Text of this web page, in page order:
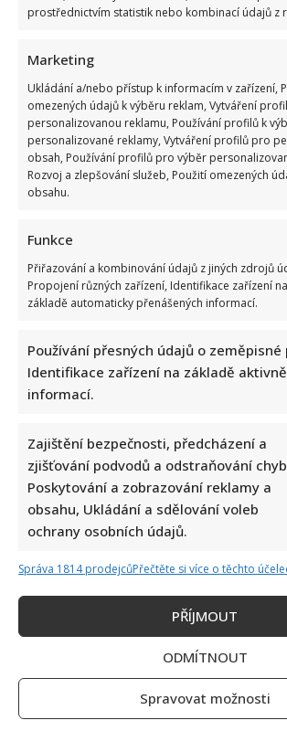
prostřednictvím statistik nebo kombinací údajů z
Marketing
Ukládání a/nebo přístup k informacím v zařízení,
omezených údajů k výběru reklam, Vytváření
personalizovanou reklamu, Používání profilů k
personalizované reklamy, Vytváření profilů pro
obsah, Používání profilů pro výběr
Rozvoj a zlepšování služeb, Použití omezených
obsahu.
Funkce
Přiřazování a kombinování údajů z jiných zdrojů
Propojení různých zařízení, Identifikace zařízení na
základě automaticky přenášených informací.
Používání přesných údajů o zeměpisné
Identifikace zařízení na základě
informací.
Zajištění bezpečnosti, předcházení a
zjišťování podvodů a odstraňování
Poskytování a zobrazování reklamy a
obsahu, Ukládání a sdělování voleb
ochrany osobních údajů.
Správa 1814 prodejcůPřečtěte si více o těchto
PŘÍJMOUT
ODMÍTNOUT
Spravovat možnosti
Vtip na adresu Tomia Okamury nepadl na
Předseda Sněmovny ho nepochopil a
Test znalostí pro Husákovy děti: 10 otázek
Jiří Dvořák o svém výjezdu na Ukrajinu, kde
Češi si prý neváží toho, co mají
Bolestivý moment Ivy Pazderkové na
rozesmálo i vzbudilo velký obdiv